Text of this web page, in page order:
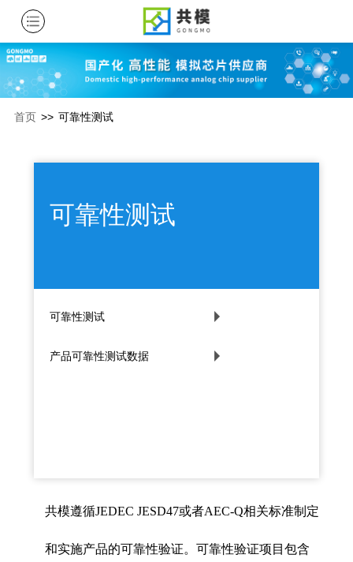
首页 >> 可靠性测试
可靠性测试
可靠性测试
产品可靠性测试数据
共模遵循JEDEC JESD47或者AEC-Q相关标准制定
和实施产品的可靠性验证。可靠性验证项目包含